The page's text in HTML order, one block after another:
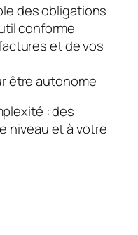
des obligations
conforme
et de vos
être autonome
: des
niveau et à votre